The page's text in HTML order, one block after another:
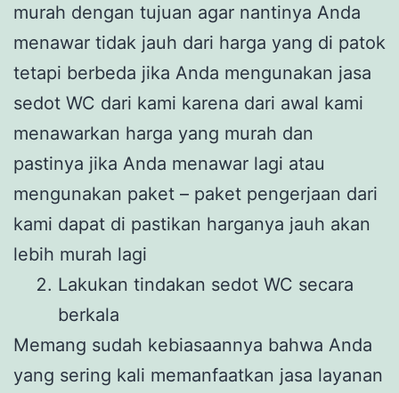
murah dengan tujuan agar nantinya Anda
menawar tidak jauh dari harga yang di patok
tetapi berbeda jika Anda mengunakan jasa
sedot WC dari kami karena dari awal kami
menawarkan harga yang murah dan
pastinya jika Anda menawar lagi atau
mengunakan paket – paket pengerjaan dari
kami dapat di pastikan harganya jauh akan
lebih murah lagi
Lakukan tindakan sedot WC secara
berkala
Memang sudah kebiasaannya bahwa Anda
yang sering kali memanfaatkan jasa layanan